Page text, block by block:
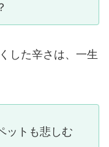
した辛さは、一生
ットも悲しむ